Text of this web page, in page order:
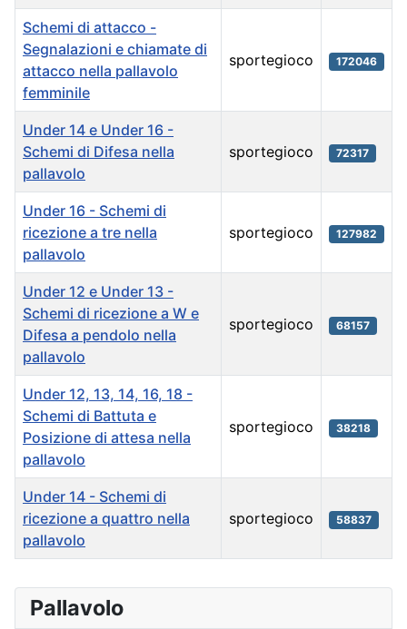
Pallavolo
Schemi di attacco -
Segnalazioni e chiamate di
attacco nella pallavolo
femminile
sportegioco 172046
Under 14 e Under 16 -
Schemi di Difesa nella
pallavolo
sportegioco 72317
Under 16 - Schemi di
ricezione a tre nella
pallavolo
sportegioco 127982
Under 12 e Under 13 -
Schemi di ricezione a W e
Difesa a pendolo nella
pallavolo
sportegioco 68157
Under 12, 13, 14, 16, 18 -
Schemi di Battuta e
Posizione di attesa nella
pallavolo
sportegioco 38218
Under 14 - Schemi di
ricezione a quattro nella
pallavolo
sportegioco 58837